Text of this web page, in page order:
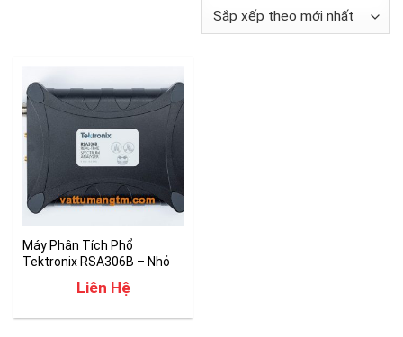
Máy Phân Tích Phổ
Tektronix RSA306B – Nhỏ
Liên Hệ